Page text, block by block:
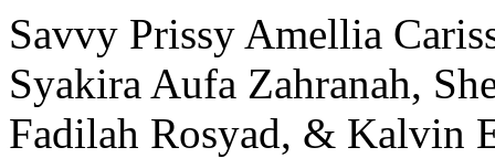
Savvy Prissy Amellia
Syakira Aufa Zahranah,
Fadilah Rosyad, & Kalvin